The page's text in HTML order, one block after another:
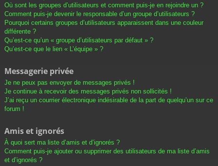
Où sont les groupes d’utilisateurs et comment puis-je en rejoindre un ?
Comment puis-je devenir le responsable d’un groupe d’utilisateurs ?
Pourquoi certains groupes d’utilisateurs apparaissent dans une couleur
différente ?
Qu’est-ce qu’un « groupe d’utilisateurs par défaut » ?
Qu’est-ce que le lien « L’équipe » ?
Messagerie privée
Je ne peux pas envoyer de messages privés !
Je continue à recevoir des messages privés non sollicités !
J’ai reçu un courrier électronique indésirable de la part de quelqu’un sur ce
forum !
Amis et ignorés
À quoi sert ma liste d’amis et d’ignorés ?
Comment puis-je ajouter ou supprimer des utilisateurs de ma liste d’amis
et d’ignorés ?